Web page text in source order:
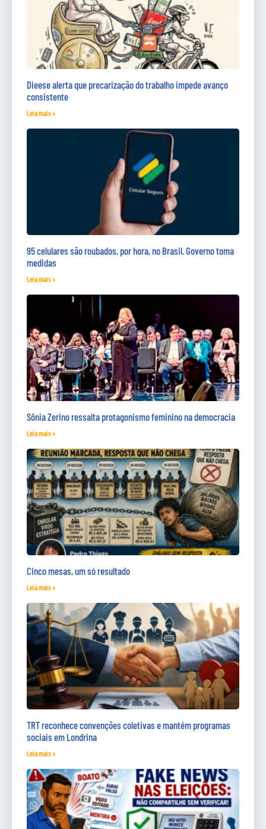
Dieese alerta que precarização do trabalho impede avanço
consistente
Leia mais »
95 celulares são roubados, por hora, no Brasil. Governo toma
medidas
Leia mais »
Sônia Zerino ressalta protagonismo feminino na democracia
Leia mais »
Cinco mesas, um só resultado
Leia mais »
TRT reconhece convenções coletivas e mantém programas
sociais em Londrina
Leia mais »